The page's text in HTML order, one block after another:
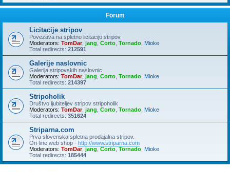
Forum
Licitacije stripov
Povezava na spletno licitacijo stripov
Moderators: TomDar, jang Corto Tornado Mioke
Total redirects: 212591
Galerije naslovnic
Galerija stripovskih naslovnic
Moderators: TomDar, jang Corto Tornado Mioke
Total redirects: 214397
Stripoholik
Društvo ljubiteljev stripov stripoholik
Moderators: TomDar, jang Corto Tornado Mioke
Total redirects: 351624
Striparna.com
Prva slovenska spletna prodajalna stripov.
On-line web shop - http://www.striparna.com
Moderators: TomDar, jang Corto Tornado Mioke
Total redirects: 185444